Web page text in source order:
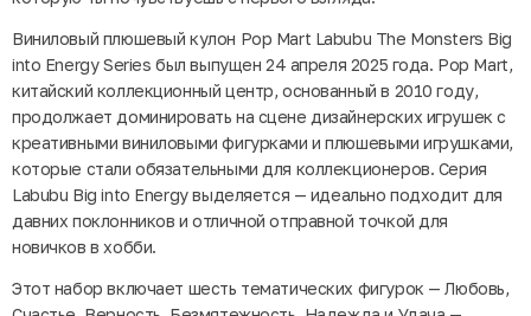
Виниловый плюшевый кулон Pop Mart Labubu The Monsters Big
into Energy Series был выпущен 24 апреля 2025 года. Pop Mart,
китайский коллекционный центр, основанный в 2010 году,
продолжает доминировать на сцене дизайнерских игрушек с
креативными виниловыми фигурками и плюшевыми игрушками,
которые стали обязательными для коллекционеров. Серия
Labubu Big into Energy выделяется — идеально подходит для
давних поклонников и отличной отправной точкой для
новичков в хобби.
Этот набор включает шесть тематических фигурок — Любовь,